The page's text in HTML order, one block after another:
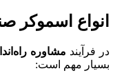
انواع اسموکر
در فرآیند مشاوره
بسیار مهم است: